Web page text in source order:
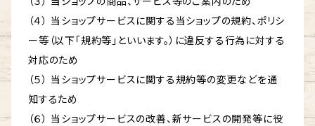
（４） 当ショップサービスに関する当ショップの規約、ポリシ
ー等（以下「規約等」といいます。）に違反する行為に対する
対応のため
（５） 当ショップサービスに関する規約等の変更などを通
知するため
（６） 当ショップサービスの改善、新サービスの開発等に役